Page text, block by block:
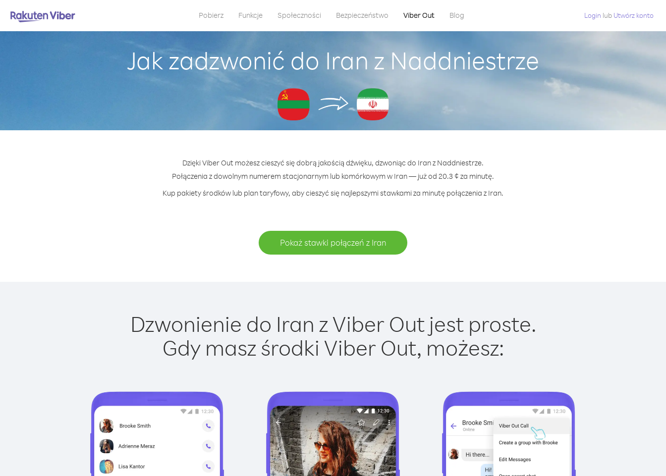
Pobierz Funkcje Społeczności Bezpieczeństwo Viber Out Blog Login lub Utwórz konto
Jak zadzwonić do Iran z Naddniestrze
Dzięki Viber Out możesz cieszyć się dobrą jakością dźwięku, dzwoniąc do Iran z Naddniestrze.
Połączenia z dowolnym numerem stacjonarnym lub komórkowym w Iran — już od 20.3 ¢ za minutę.
Kup pakiety środków lub plan taryfowy, aby cieszyć się najlepszymi stawkami za minutę połączenia z Iran.
Pokaż stawki połączeń z Iran
Dzwonienie do Iran z Viber Out jest proste.
Gdy masz środki Viber Out, możesz: